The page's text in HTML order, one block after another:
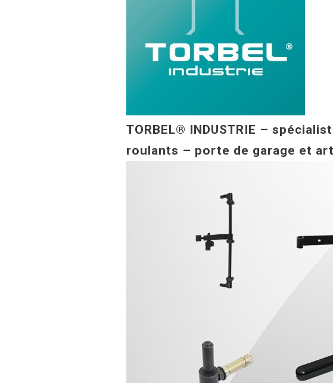
TORBEL® INDUSTRIE –
roulants – porte de garage et